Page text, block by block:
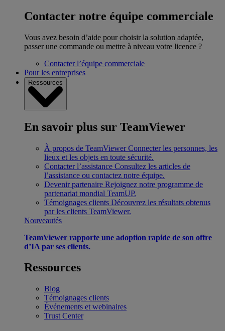
Contacter notre équipe commerciale
Vous avez besoin d’aide pour choisir la solution adaptée,
passer une commande ou mettre à niveau votre licence ?
Contacter l’équipe commerciale
Pour les entreprises
Ressources
En savoir plus sur TeamViewer
À propos de TeamViewer Connecter les personnes, les
lieux et les objets en toute sécurité.
Contacter l’assistance Consultez les articles de
l’assistance ou contactez notre équipe.
Devenir partenaire Rejoignez notre programme de
partenariat mondial TeamUP.
Témoignages clients Découvrez les résultats obtenus
par les clients TeamViewer.
Nouveautés
TeamViewer rapporte une adoption rapide de son offre
d’IA par ses clients.
Ressources
Blog
Témoignages clients
Événements et webinaires
Trust Center